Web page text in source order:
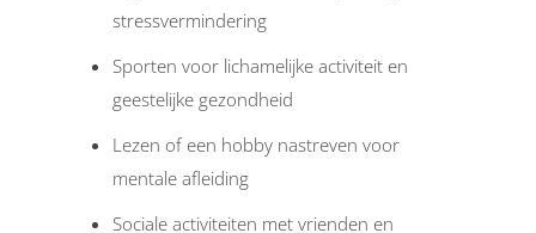
stressvermindering
Sporten voor lichamelijke activiteit en
geestelijke gezondheid
Lezen of een hobby nastreven voor
mentale afleiding
Sociale activiteiten met vrienden en